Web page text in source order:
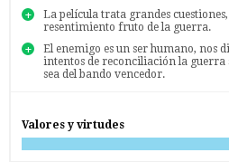
La película trata grandes
resentimiento fruto de la guerra.
El enemigo es un ser humano, nos
intentos de reconciliación la guerra
sea del bando vencedor.
Valores y virtudes